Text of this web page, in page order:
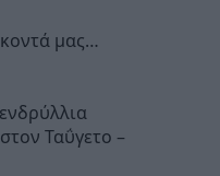
μας…
Ταΰγετο –